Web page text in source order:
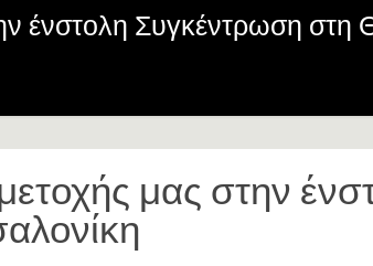
ένστολη Συγκέντρωση στη
μας στην